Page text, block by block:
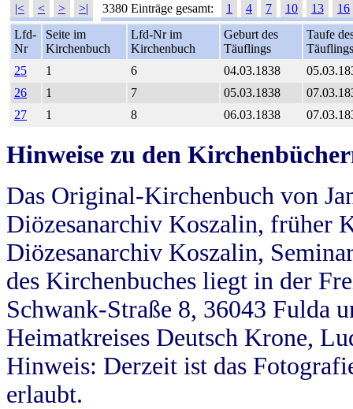
|< < > >| 3380 Einträge gesamt: 1 4 7 10 13
16
Lfd-
Nr
Seite im
Kirchenbuch
Lfd-Nr im
Kirchenbuch
Geburt des
Täuflings
Taufe
Täuflings
25
1 6 04.03.1838
26
1 7 05.03.1838
27
1 8 06.03.1838
Hinweise zu den
Das Original-Kirchenbuch von
Diözesanarchiv Koszalin, früher
Diözesanarchiv Koszalin,
des Kirchenbuches liegt in der
Schwank-Straße 8, 36043 Fulda
Heimatkreises Deutsch Krone,
Hinweis: Derzeit ist das
erlaubt.